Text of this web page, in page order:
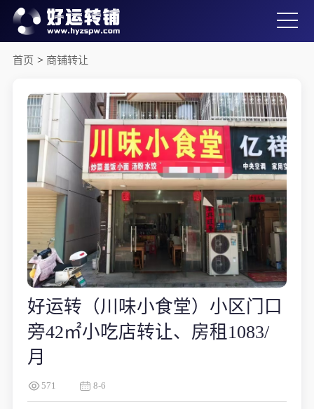
首页 > 商铺转让
好运转（川味小食堂）小区门口
旁42㎡小吃店转让、房租1083/
月
571 8-6